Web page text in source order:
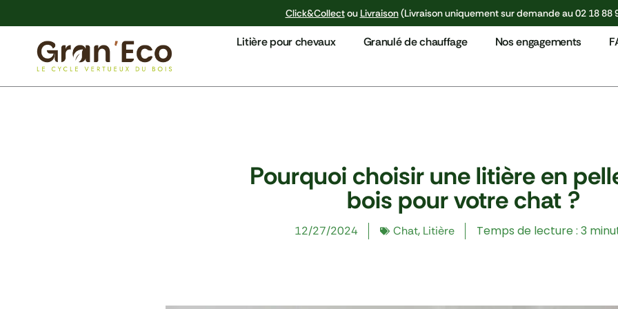
au
contenu
Click&Collectou Livraison(Livraison uniquement sur demande au 02 18 88
Litière pour chevaux Granulé de chauffage Nos engagements
Pourquoi choisir une litière en
bois pour votre chat ?
12/27/2024 Chat, Litière Temps de lecture : 3